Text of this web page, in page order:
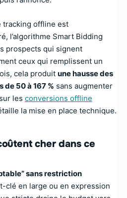
tracking offline est
l’algorithme Smart Bidding
prospects qui signent
ceux qui remplissent un
cela produit une hausse des
50 à 167 % sans augmenter
les conversions offline
la mise en place technique.
cher dans ce
sans restriction
clé en large ou en expression